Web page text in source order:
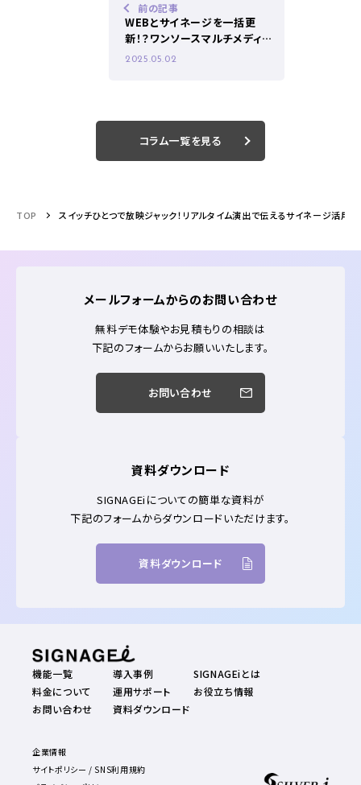
前の記事
WEBとサイネージを一括更
新！？ワンソースマルチメディア
とは？
2025.05.02
コラム一覧を見る
TOP スイッチひとつで放映ジャック！リアルタイム演出で伝えるサイネージ活用
メールフォームからのお問い合わせ
無料デモ体験やお見積もりの相談は
下記のフォームからお願いいたします。
お問い合わせ
資料ダウンロード
SIGNAGEiについての簡単な資料が
下記のフォームからダウンロードいただけます。
資料ダウンロード
機能一覧 導入事例
SIGNAGEiとは
料金について
運用サポート
お役立ち情報
お問い合わせ
資料ダウンロード
企業情報
サイトポリシー / SNS利用規約